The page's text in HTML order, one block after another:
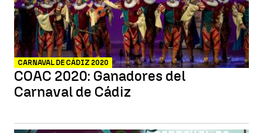
CARNAVAL DE CÁDIZ 2020
COAC 2020: Ganadores del
Carnaval de Cádiz